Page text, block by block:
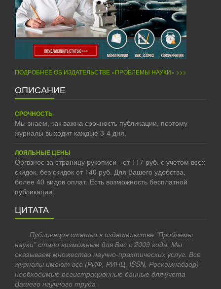
ПОДРОБНЕЕ ОБ ИЗДАТЕЛЬСТВЕ «ПРОБЛЕМЫ НАУКИ» >>>
ОПИСАНИЕ
СРОЧНОСТЬ
Мы знаем, как важна срочность публикации, поэтому
журналы выходит каждые 3-4 дня.
ЛОЯЛЬНЫЕ ЦЕНЫ
Оргвзнос за страницу рукописи - от 117 руб. с учетом всех
скидок, без скидок от 140 руб. Для Вашего удобства,
более 40 видов оплат. Есть возможность бесплатной
публикации.
ЦИТАТА
Публикация статьи в издательстве "Проблемы
науки" стало возможным для Вас с 2009 года. Мы
оказываем множество научно-практических услуг. Все
журналы имеют все (РИФ, РИНЦ, ISSN, Роскомнадзор)
необходимые регистрационные данные для учета
Вашего научного труда